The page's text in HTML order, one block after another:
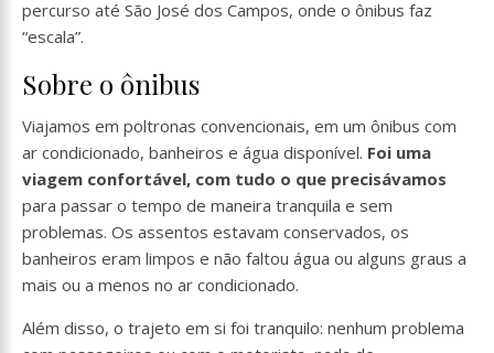
percurso até São José dos Campos, onde o ônibus faz
“escala”.
Sobre o ônibus
Viajamos em poltronas convencionais, em um ônibus com
ar condicionado, banheiros e água disponível. Foi uma
viagem confortável, com tudo o que precisávamos
para passar o tempo de maneira tranquila e sem
problemas. Os assentos estavam conservados, os
banheiros eram limpos e não faltou água ou alguns graus a
mais ou a menos no ar condicionado.
Além disso, o trajeto em si foi tranquilo: nenhum problema